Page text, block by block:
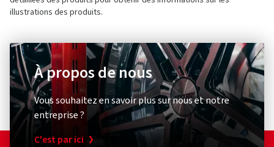
illustrations des produits.
À propos de nous
Vous souhaitez en savoir plus sur nous et notre
entreprise ?
C'est par ici